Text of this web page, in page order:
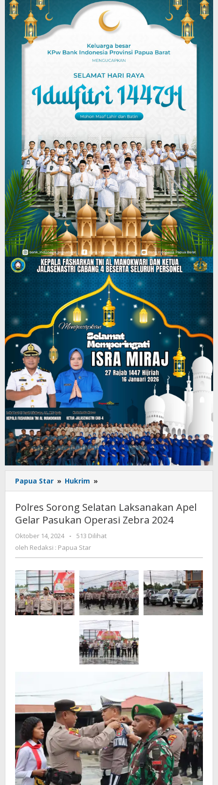
Papua Star » Hukrim »
Sorong
Laksanakan
Apel
Gelar
2024
Polres Sorong Selatan Laksanakan Apel
Gelar Pasukan Operasi Zebra 2024
Oktober 14, 2024
oleh
Redaksi
Star
-
513 Dilihat
oleh Redaksi : Papua Star